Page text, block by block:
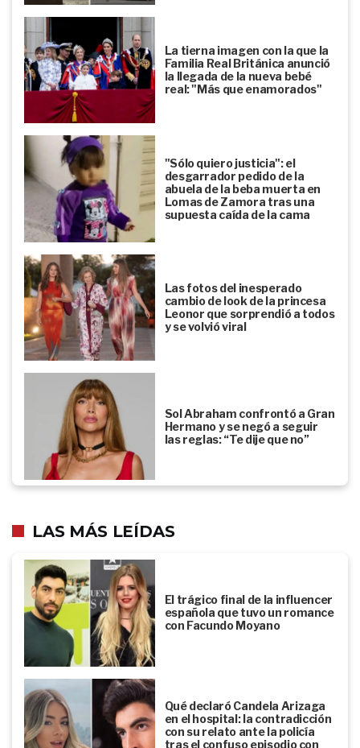
La tierna imagen con la que la
Familia Real Británica anunció
la llegada de la nueva bebé
real: "Más que enamorados"
"Sólo quiero justicia": el
desgarrador pedido de la
abuela de la beba muerta en
Lomas de Zamora tras una
supuesta caída de la cama
Las fotos del inesperado
cambio de look de la princesa
Leonor que sorprendió a todos
y se volvió viral
Sol Abraham confrontó a Gran
Hermano y se negó a seguir
las reglas: “Te dije que no”
LAS MÁS LEÍDAS
El trágico final de la influencer
española que tuvo un romance
con Facundo Moyano
Qué declaró Candela Arizaga
en el hospital: la contradicción
con su relato ante la policía
tras el confuso episodio con